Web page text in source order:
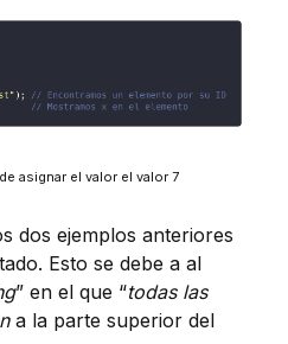
asignar el valor el valor 7
dos ejemplos anteriores
Esto se debe a al
” en el que “todas las
a la parte superior del